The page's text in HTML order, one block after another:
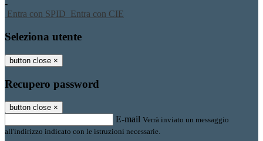
-
Entra con SPID Entra con CIE
Seleziona utente
button close ×
Recupero password
button close ×
E-mail Verrà inviato un messaggio
all'indirizzo indicato con le istruzioni necessarie.